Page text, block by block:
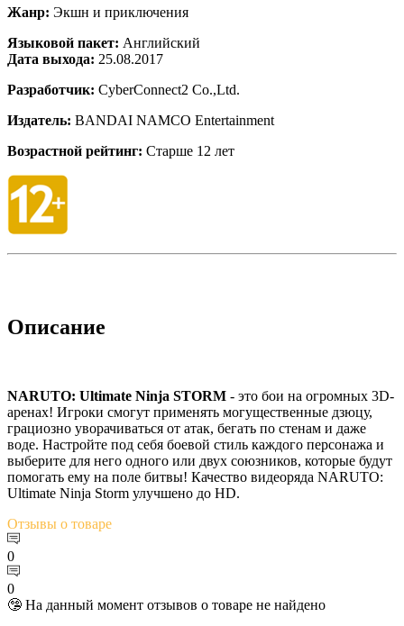
Жанр: Экшн и приключения
Языковой пакет: Английский
Дата выхода: 25.08.2017
Разработчик: CyberConnect2 Co.,Ltd.
Издатель: BANDAI NAMCO Entertainment
Возрастной рейтинг: Старше 12 лет
Описание
NARUTO: Ultimate Ninja STORM - это бои на огромных 3D-
аренах! Игроки смогут применять могущественные дзюцу,
грациозно уворачиваться от атак, бегать по стенам и даже
воде. Настройте под себя боевой стиль каждого персонажа и
выберите для него одного или двух союзников, которые будут
помогать ему на поле битвы! Качество видеоряда NARUTO:
Ultimate Ninja Storm улучшено до HD.
Отзывы о товаре
0
0
🤥 На данный момент отзывов о товаре не найдено